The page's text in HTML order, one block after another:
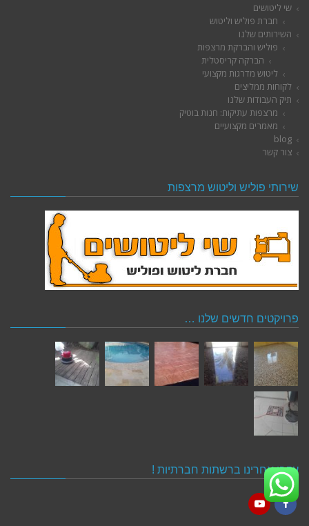
שי ליטושים
חברת פוליש וליטוש
השירותים שלנו
פוליש והברקת מרצפות
הברקה קריסטלית
ליטוש מדרגות מקצועי
לקוחות ממליצים
תיק העבודות שלנו
מרצפות עתיקות: חנות בוטיק
מאמרים מקצועיים
blog
צור קשר
שירותי פוליש וליטוש מרצפות
פרויקטים חדשים שלנו …
עקבו אחרינו ברשתות חברתיות !